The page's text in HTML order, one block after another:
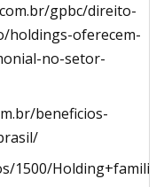
gpbc/direito-
holdings-oferecem-
no-setor-
beneficios-
1500/